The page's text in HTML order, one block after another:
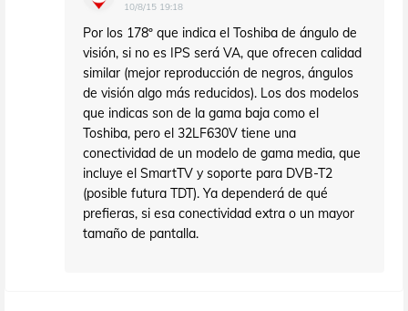
10/8/15 19:18
Por los 178º que indica el Toshiba de ángulo de
visión, si no es IPS será VA, que ofrecen calidad
similar (mejor reproducción de negros, ángulos
de visión algo más reducidos). Los dos modelos
que indicas son de la gama baja como el
Toshiba, pero el 32LF630V tiene una
conectividad de un modelo de gama media, que
incluye el SmartTV y soporte para DVB-T2
(posible futura TDT). Ya dependerá de qué
prefieras, si esa conectividad extra o un mayor
tamaño de pantalla.